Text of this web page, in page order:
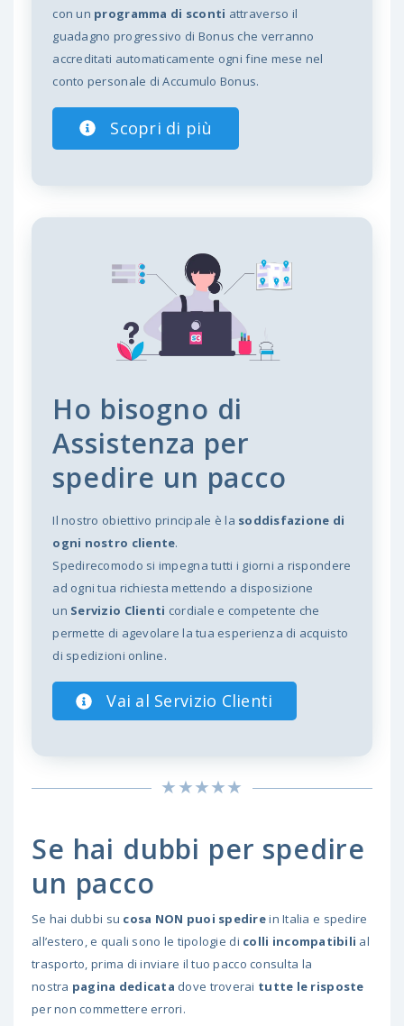
con un programma di sconti attraverso il
guadagno progressivo di Bonus che verranno
accreditati automaticamente ogni fine mese nel
conto personale di Accumulo Bonus.
Scopri di più
Ho bisogno di
Assistenza per
spedire un pacco
Il nostro obiettivo principale è la soddisfazione di
ogni nostro cliente.
Spedirecomodo si impegna tutti i giorni a rispondere
ad ogni tua richiesta mettendo a disposizione
un Servizio Clienti cordiale e competente che
permette di agevolare la tua esperienza di acquisto
di spedizioni online.
Vai al Servizio Clienti
Se hai dubbi per spedire
un pacco
Se hai dubbi su cosa NON puoi spedirein Italia e spedire
all’estero, e quali sono le tipologie di colli incompatibili al
trasporto, prima di inviare il tuo pacco consulta la
nostra pagina dedicata dove troverai tutte le risposte
per non commettere errori.